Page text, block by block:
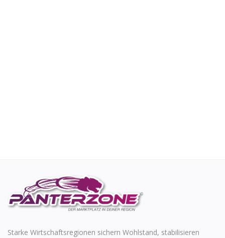
Starke Wirtschaftsregionen sichern Wohlstand, stabilisieren